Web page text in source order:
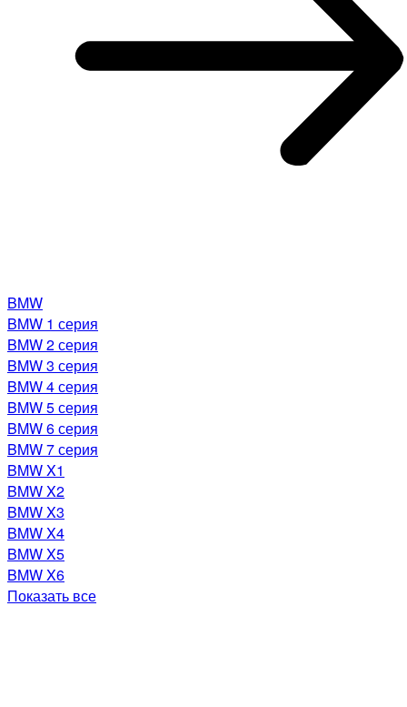
BMW
BMW 1 серия
BMW 2 серия
BMW 3 серия
BMW 4 серия
BMW 5 серия
BMW 6 серия
BMW 7 серия
BMW X1
BMW X2
BMW X3
BMW X4
BMW X5
BMW X6
Показать все